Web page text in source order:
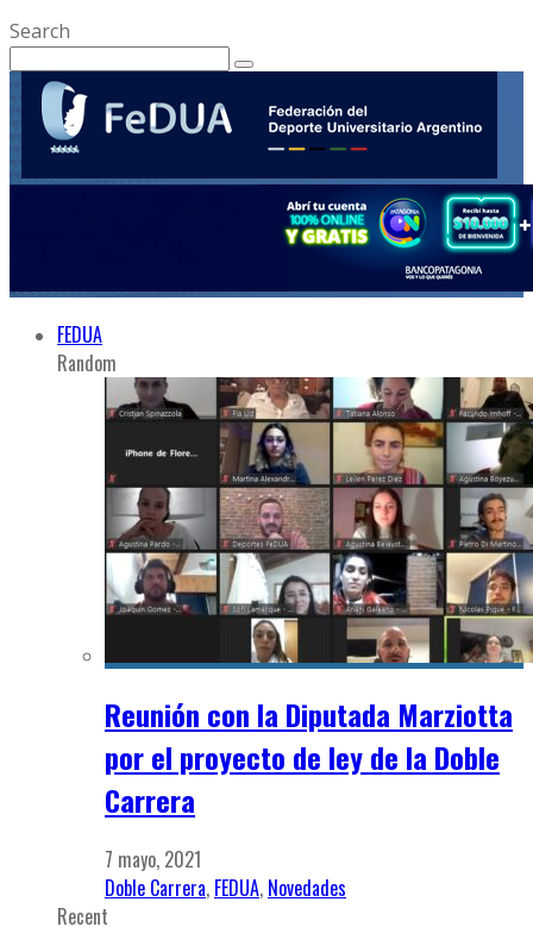
Search
FEDUA
Random
Reunión con la Diputada Marziotta
por el proyecto de ley de la Doble
Carrera
7 mayo, 2021
Doble Carrera, FEDUA, Novedades
Recent